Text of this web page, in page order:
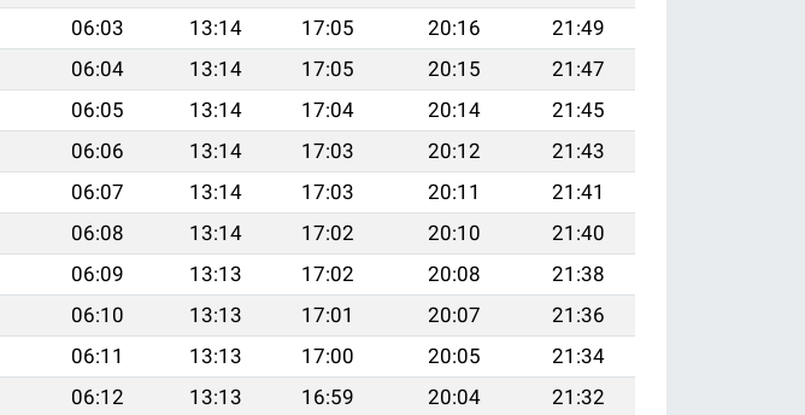
06:03 13:14 17:05 20:16
21:49
06:04 13:14 17:05 20:15
21:47
06:05 13:14 17:04 20:14
21:45
06:06 13:14 17:03 20:12
21:43
06:07 13:14 17:03 20:11
21:41
06:08 13:14 17:02 20:10
21:40
06:09 13:13 17:02 20:08
21:38
06:10 13:13 17:01 20:07
21:36
06:11 13:13 17:00 20:05
21:34
06:12 13:13 16:59 20:04
21:32